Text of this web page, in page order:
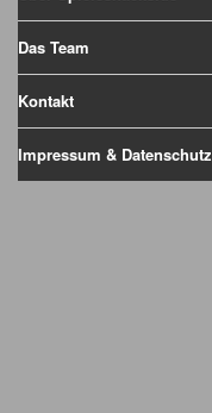
Das Team
Kontakt
Impressum & Datenschutz